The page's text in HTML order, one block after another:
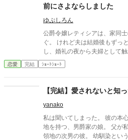
前にさよならしました
ゆぷしろん
公爵令嬢レティシアは、家同
ぐ。 けれど夫は結婚後もずっ
し、婚礼の夜から夫婦として
りの妻として伯爵家を支え、
ってレティシアは“都合のいい伯爵夫
染を屋敷に迎え入れようとし
シアは、ついに決意する。
よう。 夜明け前、彼女は離縁の準備を整え、伯爵邸を出奔。 身を
寄せた北の港町で薬舗を手伝
な日々を手に入れていく。そ
人の女性として彼女を尊重して
恋愛 完結 ｼｮｰﾄｼｮｰﾄ
【完結】愛されないと知
yanako
私は聞いてしまった。 彼の本心を。 私は小さな、けれど
地を持つ、男爵家の娘。 父が
領地の次男の彼。 幼馴染とい